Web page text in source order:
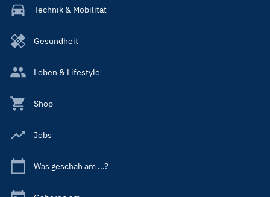
Technik & Mobilität
Gesundheit
Leben & Lifestyle
Shop
Jobs
Was geschah am ...?